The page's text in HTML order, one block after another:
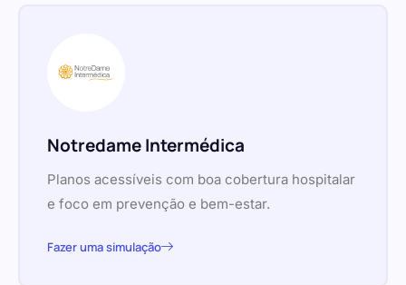
Notredame Intermédica
Planos acessíveis com boa cobertura hospitalar
e foco em prevenção e bem-estar.
Fazer uma simulação